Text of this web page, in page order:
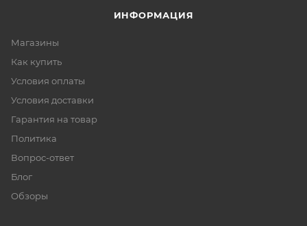
ИНФОРМАЦИЯ
Магазины
Как купить
Условия оплаты
Условия доставки
Гарантия на товар
Политика
Вопрос-ответ
Блог
Обзоры